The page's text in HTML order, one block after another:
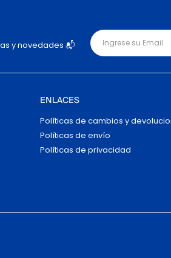
y novedades 📬
ENLACES
Políticas de cambios y
Políticas de envío
Políticas de privacidad